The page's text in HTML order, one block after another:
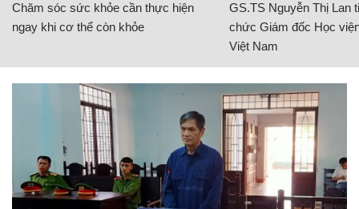
Chăm sóc sức khỏe cần thực hiện
ngay khi cơ thể còn khỏe
GS.TS Nguyễn Thị Lan
chức Giám đốc Học
Việt Nam